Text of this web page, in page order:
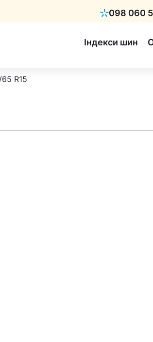
098 060
Київстар
Індекси шин
R15